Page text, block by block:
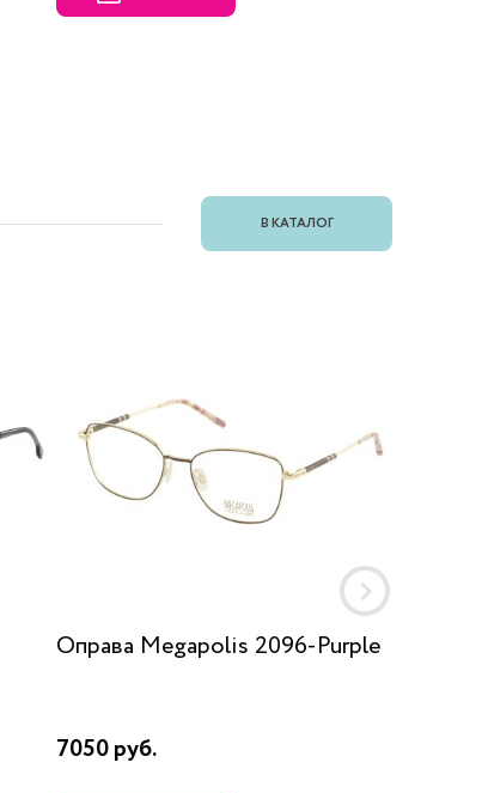
В КАТАЛОГ
Оправа Megapolis 2096-Purple
7050 руб.